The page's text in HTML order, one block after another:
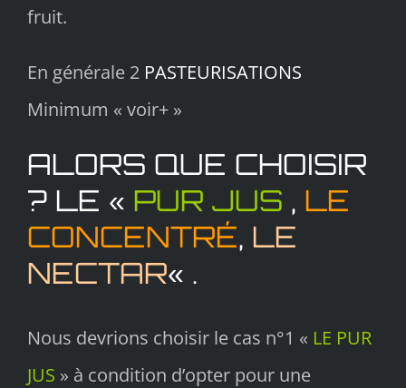
fruit.
En générale 2 PASTEURISATIONS
Minimum « voir+ »
ALORS QUE CHOISIR
? LE « PUR JUS , LE
CONCENTRÉ, LE
NECTAR« .
Nous devrions choisir le cas n°1 « LE PUR
JUS » à condition d’opter pour une